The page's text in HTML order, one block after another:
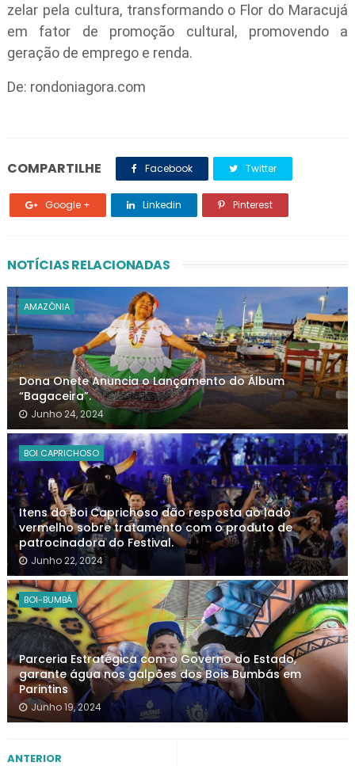
zelar pela cultura, transformando o Flor do Maracujá
em fator de promoção cultural, promovendo a
geração de emprego e renda.
De: rondoniagora.com
COMPARTILHE Facebook Twitter
Google + Linkedin Pinterest
NOTÍCIAS RELACIONADAS
AMAZÔNIA
Dona Onete Anuncia o Lançamento do Álbum
“Bagaceira”.
Junho 24, 2024
BOI CAPRICHOSO
Itens do Boi Caprichoso dão resposta ao lado
vermelho sobre tratamento com o produto de
patrocinadora do Festival.
Junho 22, 2024
BOI-BUMBÁ
Parceria Estratégica com o Governo do Estado,
garante água nos galpões dos Bois Bumbás em
Parintins
Junho 19, 2024
ANTERIOR